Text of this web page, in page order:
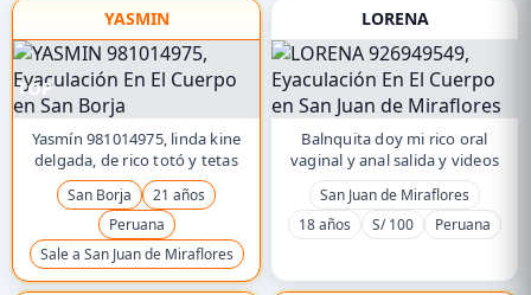
YASMIN
TOP
Yasmín 981014975, linda kine
delgada, de rico totó y tetas
San Borja
21 años
Peruana
Sale a San Juan de Miraflores
LORENA
Balnquita doy mi rico oral
vaginal y anal salida y videos
San Juan de Miraflores
18 años
S/ 100 Peruana